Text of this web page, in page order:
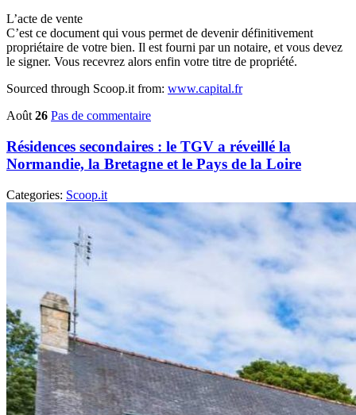
L’acte de vente
C’est ce document qui vous permet de devenir définitivement
propriétaire de votre bien. Il est fourni par un notaire, et vous devez
le signer. Vous recevrez alors enfin votre titre de propriété.
Sourced through Scoop.it from: www.capital.fr
Août 26 Pas de commentaire
Résidences secondaires : le TGV a réveillé la
Normandie, la Bretagne et le Pays de la Loire
Categories: Scoop.it